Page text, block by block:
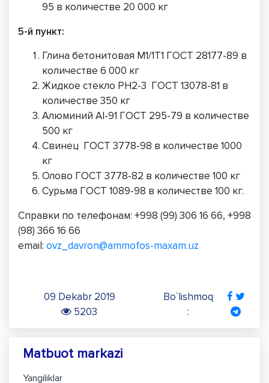
95 в количестве 20 000 кг
5-й пункт:
Глина бетонитовая М1/1Т1 ГОСТ 28177-89 в
количестве 6 000 кг
Жидкое стекло РН2-3 ГОСТ 13078-81 в
количестве 350 кг
Алюминий АI-91 ГОСТ 295-79 в количестве
500 кг
Свинец ГОСТ 3778-98 в количестве 1000
кг
Олово ГОСТ 3778-82 в количестве 100 кг
Сурьма ГОСТ 1089-98 в количестве 100 кг.
Справки по телефонам: +998 (99) 306 16 66, +998
(98) 366 16 66
email: ovz_davron@ammofos-maxam.uz
09 Dekabr 2019
5203
Bo`lishmoq
:
Matbuot markazi
Yangiliklar